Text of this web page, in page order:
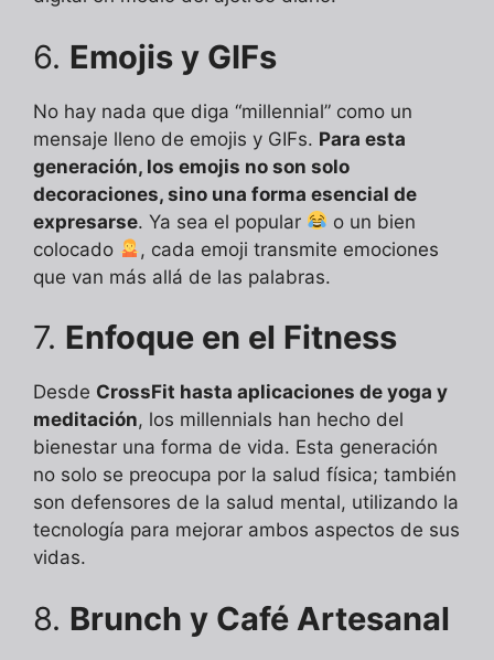
6. Emojis y GIFs
No hay nada que diga “millennial” como un
mensaje lleno de emojis y GIFs. Para esta
generación, los emojis no son solo
decoraciones, sino una forma esencial de
expresarse. Ya sea el popular
o un bien
colocado
, cada emoji transmite emociones
que van más allá de las palabras.
7. Enfoque en el Fitness
Desde CrossFit hasta aplicaciones de yoga y
meditación, los millennials han hecho del
bienestar una forma de vida. Esta generación
no solo se preocupa por la salud física; también
son defensores de la salud mental, utilizando la
tecnología para mejorar ambos aspectos de sus
vidas.
8. Brunch y Café Artesanal